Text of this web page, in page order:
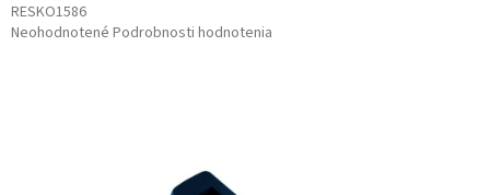
RESKO1586
Priemerné
Neohodnotené Podrobnosti hodnotenia